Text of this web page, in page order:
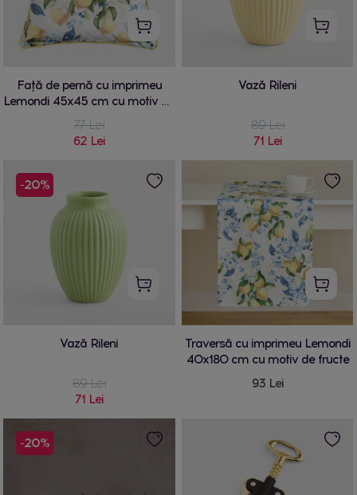
Față de pernă cu imprimeu
Lemondi 45x45 cm cu motiv de
fructe
77 Lei
62 Lei
Vază Rileni
89 Lei
71 Lei
-20%
Vază Rileni
89 Lei
71 Lei
Traversă cu imprimeu Lemondi
40x180 cm cu motiv de fructe
93 Lei
-20%